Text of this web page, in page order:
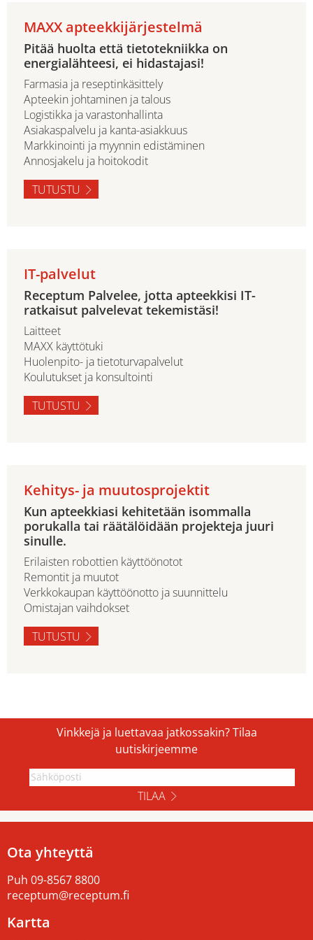
MAXX apteekkijärjestelmä
Pitää huolta että tietotekniikka on
energialähteesi, ei hidastajasi!
Farmasia ja reseptinkäsittely
Apteekin johtaminen ja talous
Logistikka ja varastonhallinta
Asiakaspalvelu ja kanta-asiakkuus
Markkinointi ja myynnin edistäminen
Annosjakelu ja hoitokodit
TUTUSTU
IT-palvelut
Receptum Palvelee, jotta apteekkisi IT-
ratkaisut palvelevat tekemistäsi!
Laitteet
MAXX käyttötuki
Huolenpito- ja tietoturvapalvelut
Koulutukset ja konsultointi
TUTUSTU
Kehitys- ja muutosprojektit
Kun apteekkiasi kehitetään isommalla
porukalla tai räätälöidään projekteja juuri
sinulle.
Erilaisten robottien käyttöönotot
Remontit ja muutot
Verkkokaupan käyttöönotto ja suunnittelu
Omistajan vaihdokset
TUTUSTU
Vinkkejä ja luettavaa jatkossakin? Tilaa
uutiskirjeemme
TILAA
Ota yhteyttä
Puh 09-8567 8800
receptum@receptum.fi
Kartta